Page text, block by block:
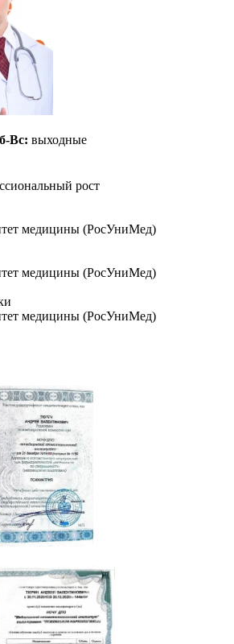
Вс: выходные
рост
медицины (РосУниМед)
медицины (РосУниМед)
медицины (РосУниМед)